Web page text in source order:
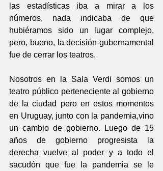
las estadísticas iba a mirar a los
números, nada indicaba de que
hubiéramos sido un lugar complejo,
pero, bueno, la decisión gubernamental
fue de cerrar los teatros.
Nosotros en la Sala Verdi somos un
teatro público perteneciente al gobierno
de la ciudad pero en estos momentos
en Uruguay, junto con la pandemia,vino
un cambio de gobierno. Luego de 15
años de gobierno progresista la
derecha vuelve al poder y a todo el
sacudón que fue la pandemia se le